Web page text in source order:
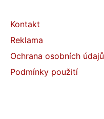
Kontakt
Reklama
Ochrana osobních údajů
Podmínky použití